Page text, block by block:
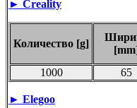
► Creality
Количество [g]
1000 65
► Elegoo